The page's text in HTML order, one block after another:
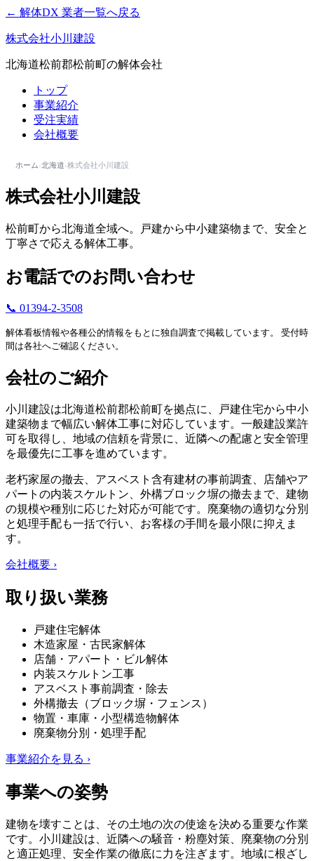
← 解体DX 業者一覧へ戻る
株式会社小川建設
北海道松前郡松前町の解体会社
トップ
事業紹介
受注実績
会社概要
ホーム›北海道›株式会社小川建設
株式会社小川建設
松前町から北海道全域へ。戸建から中小建築物まで、安全と
丁寧さで応える解体工事。
お電話でのお問い合わせ
📞 01394-2-3508
解体看板情報や各種公的情報をもとに独自調査で掲載しています。 受付時
間は各社へご確認ください。
会社のご紹介
小川建設は北海道松前郡松前町を拠点に、戸建住宅から中小
建築物まで幅広い解体工事に対応しています。一般建設業許
可を取得し、地域の信頼を背景に、近隣への配慮と安全管理
を最優先に工事を進めています。
老朽家屋の撤去、アスベスト含有建材の事前調査、店舗やア
パートの内装スケルトン、外構ブロック塀の撤去まで、建物
の規模や種別に応じた対応が可能です。廃棄物の適切な分別
と処理手配も一括で行い、お客様の手間を最小限に抑えま
す。
会社概要 ›
取り扱い業務
戸建住宅解体
木造家屋・古民家解体
店舗・アパート・ビル解体
内装スケルトン工事
アスベスト事前調査・除去
外構撤去（ブロック塀・フェンス）
物置・車庫・小型構造物解体
廃棄物分別・処理手配
事業紹介を見る ›
事業への姿勢
建物を壊すことは、その土地の次の使途を決める重要な作業
です。小川建設は、近隣への騒音・粉塵対策、廃棄物の分別
と適正処理、安全作業の徹底に力を注ぎます。地域に根ざし